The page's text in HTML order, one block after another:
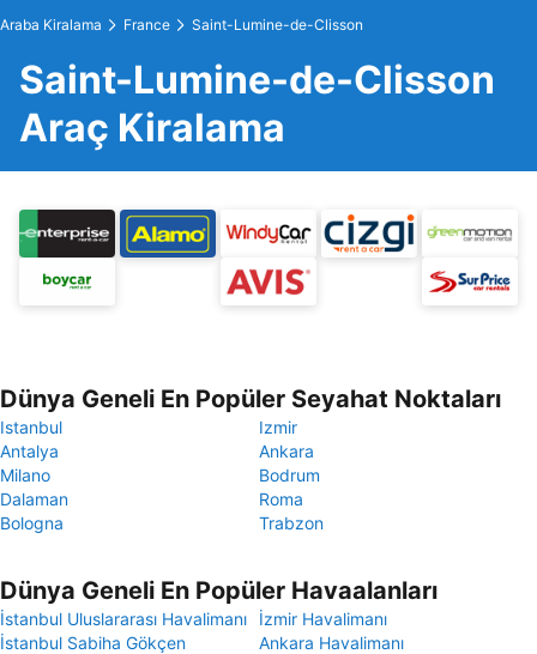
Araba Kiralama France Saint-Lumine-de-Clisson
Saint-Lumine-de-Clisson
Araç Kiralama
Dünya Geneli En Popüler Seyahat Noktaları
Istanbul
Izmir
Antalya
Ankara
Milano
Bodrum
Dalaman
Roma
Bologna
Trabzon
Dünya Geneli En Popüler Havaalanları
İstanbul Uluslararası Havalimanı
İzmir Havalimanı
İstanbul Sabiha Gökçen
Ankara Havalimanı